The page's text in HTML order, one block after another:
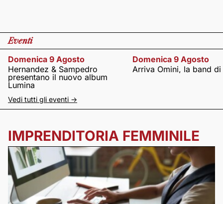
Eventi
Domenica 9 Agosto
Hernandez & Sampedro
presentano il nuovo album
Lumina
Domenica 9 Agosto
Arriva Omini, la band
Vedi tutti gli eventi ->
IMPRENDITORIA FEMMINILE